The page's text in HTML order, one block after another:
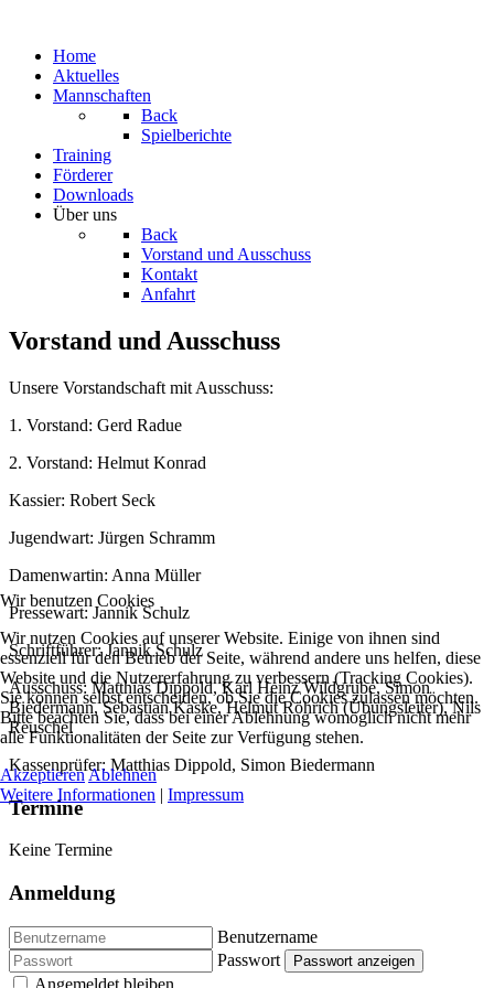
Home
Aktuelles
Mannschaften
Back
Spielberichte
Training
Förderer
Downloads
Über uns
Back
Vorstand und Ausschuss
Kontakt
Anfahrt
Vorstand und Ausschuss
Unsere Vorstandschaft mit Ausschuss:
1. Vorstand: Gerd Radue
2. Vorstand: Helmut Konrad
Kassier: Robert Seck
Jugendwart: Jürgen Schramm
Damenwartin: Anna Müller
Pressewart: Jannik Schulz
Schriftführer: Jannik Schulz
Ausschuss: Matthias Dippold, Karl Heinz Wildgrube, Simon
Biedermann, Sebastian Kaske, Helmut Röhrich (Übungsleiter), Nils
Reuschel
Kassenprüfer: Matthias Dippold, Simon Biedermann
Termine
Keine Termine
Anmeldung
Benutzername
Passwort
Passwort anzeigen
Angemeldet bleiben
Wir benutzen Cookies
Wir nutzen Cookies auf unserer Website. Einige von ihnen sind
essenziell für den Betrieb der Seite, während andere uns helfen, diese
Website und die Nutzererfahrung zu verbessern (Tracking Cookies).
Sie können selbst entscheiden, ob Sie die Cookies zulassen möchten.
Bitte beachten Sie, dass bei einer Ablehnung womöglich nicht mehr
alle Funktionalitäten der Seite zur Verfügung stehen.
AkzeptierenAblehnen
Weitere Informationen | Impressum